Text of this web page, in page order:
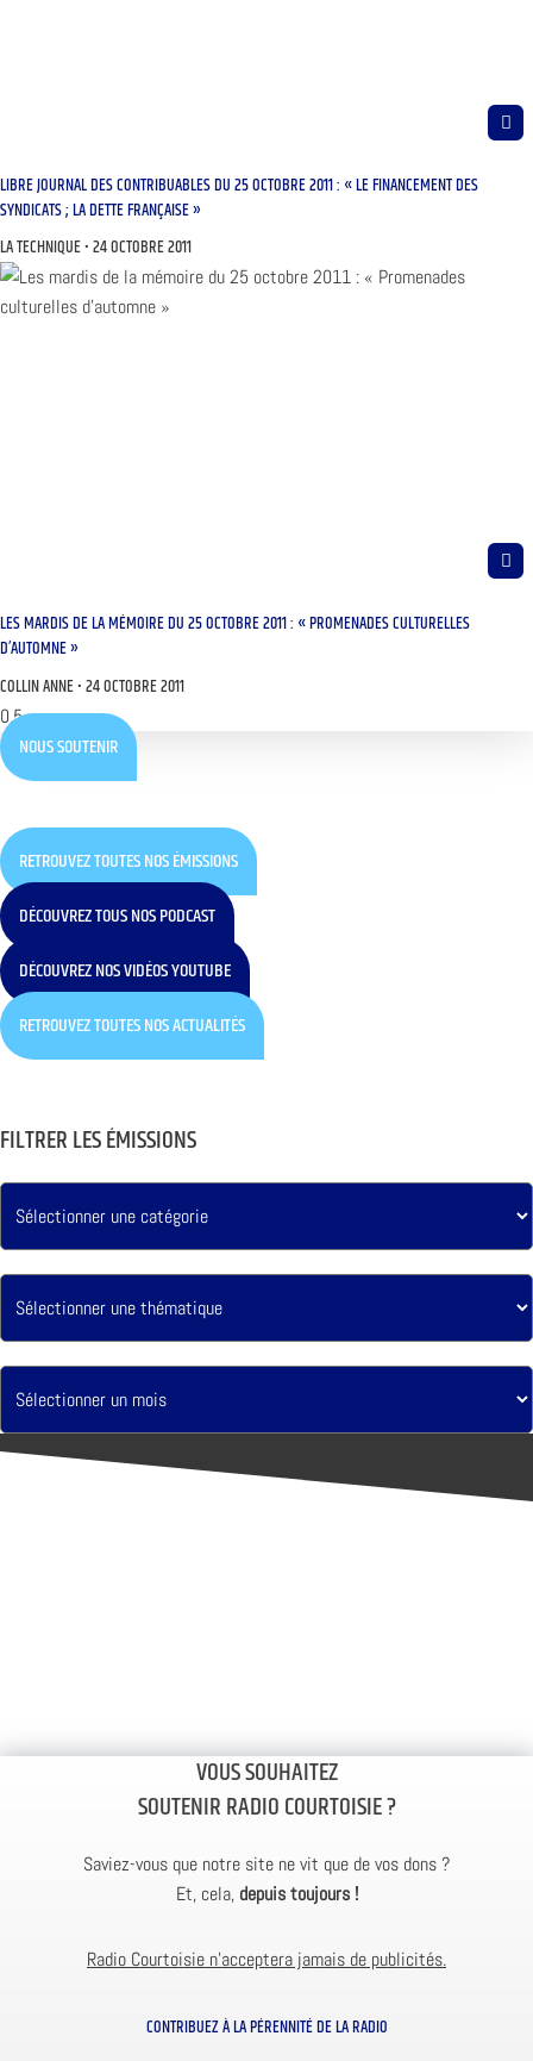
LIBRE JOURNAL DES CONTRIBUABLES DU 25 OCTOBRE 2011 : « LE FINANCEMENT DES
SYNDICATS ; LA DETTE FRANÇAISE »
LA TECHNIQUE 24 OCTOBRE 2011
LES MARDIS DE LA MÉMOIRE DU 25 OCTOBRE 2011 : « PROMENADES CULTURELLES
D’AUTOMNE »
COLLIN ANNE 24 OCTOBRE 2011
NOUS SOUTENIR
RETROUVEZ TOUTES NOS ÉMISSIONS
DÉCOUVREZ TOUS NOS PODCAST
DÉCOUVREZ NOS VIDÉOS YOUTUBE
RETROUVEZ TOUTES NOS ACTUALITÉS
FILTRER LES ÉMISSIONS
VOUS SOUHAITEZ
SOUTENIR RADIO COURTOISIE ?
Saviez-vous que notre site ne vit que de vos dons ?
Et, cela, depuis toujours !
Radio Courtoisie n’acceptera jamais de publicités.
CONTRIBUEZ À LA PÉRENNITÉ DE LA RADIO